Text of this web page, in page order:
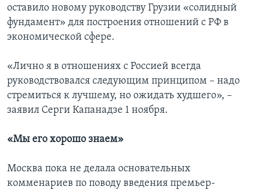
оставило новому руководству Грузии «солидный
фундамент» для построения отношений с РФ в
экономической сфере.
«Лично я в отношениях с Россией всегда
руководствовался следующим принципом – надо
стремиться к лучшему, но ожидать худшего», –
заявил Серги Капанадзе 1 ноября.
«Мы его хорошо знаем»
Москва пока не делала основательных
комменариев по поводу введения премьер-